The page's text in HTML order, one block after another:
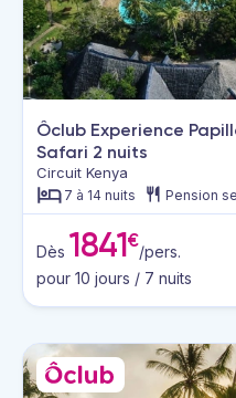
Ôclub Experience
Safari 2 nuits
Circuit Kenya
7 à 14 nuits Pension
Dès 1841€/pers.
pour 10 jours / 7 nuits